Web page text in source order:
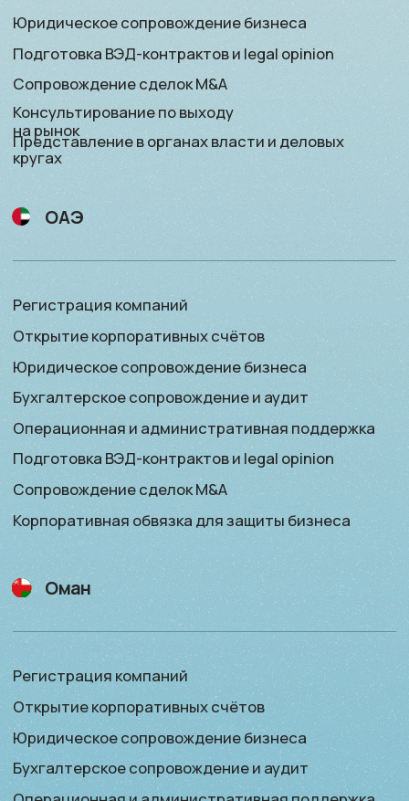
Оман
Политика конфиденциальности
Все права защищены
MPG — Mideast Policy Group
©2025 info@mpg.qa
Подбор актива для приобретения или продажи
Консультирование по инвестициям
Открытие личных счётов и private banking
Финансовое сопровождение
Консультирование
по инвестициям